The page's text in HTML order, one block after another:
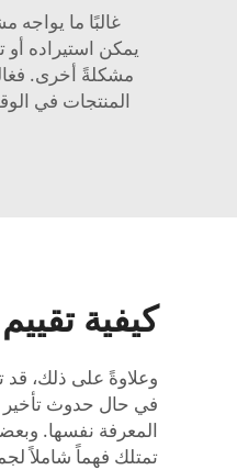
غالبًا ما
يمكن استيراده
مشكلةً أخرى.
المنتجات في
كيفية
وعلاوةً على ذلك، قد
في حال حدوث تأخير
تمتلك فهماً شاملاً